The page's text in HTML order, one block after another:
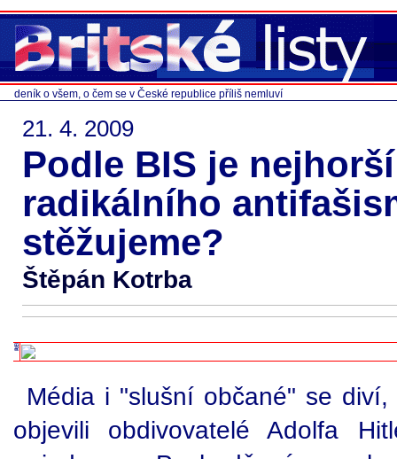
deník o všem, o čem se v České republice příliš nemluví
21. 4. 2009
Podle BIS je
radikálního
stěžujeme?
Štěpán Kotrba
Média i "slušní občané" se
objevili obdivovatelé Adolfa